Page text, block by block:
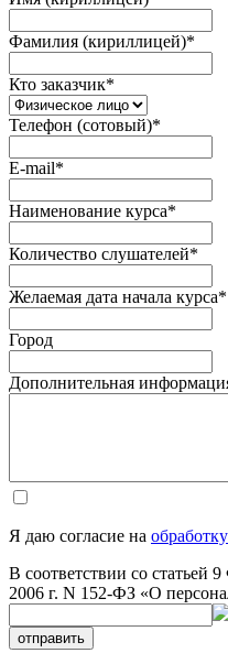
Фамилия (кириллицей)*
Кто заказчик*
Телефон (сотовый)*
E-mail*
Наименование курса*
Количество слушателей*
Желаемая дата начала курса*
Город
Дополнительная
Я даю согласие на
В соответствии со статьей
2006 г. N 152-ФЗ «О
отправить